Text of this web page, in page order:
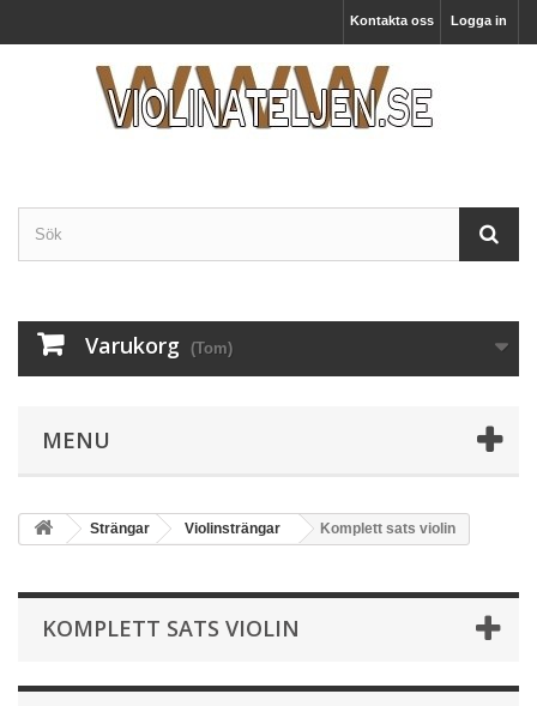
Logga in
Kontakta oss
Varukorg (Tom)
MENU
Strängar Violinsträngar Komplett sats violin
KOMPLETT SATS VIOLIN